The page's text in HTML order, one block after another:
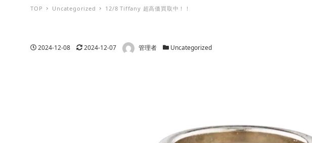
TOP Uncategorized 12/8 Tiffany 超高価買取中！！
投稿日
2024-12-08 更新日
2024-12-07 著者 管理者 カテゴリー
Uncategorized